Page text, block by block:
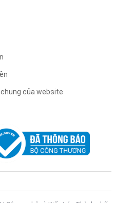
của website